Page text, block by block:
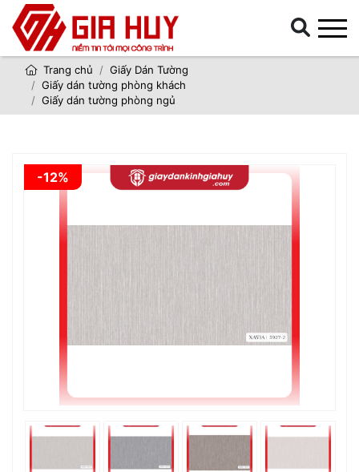
Trang chủ
Giấy Dán Tường
Giấy dán tường phòng khách
Giấy dán tường phòng ngủ
-12%